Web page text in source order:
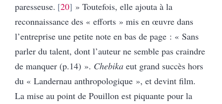
paresseuse. 20 » Toutefois, elle ajouta à la
reconnaissance des « efforts » mis en œuvre dans
l’entreprise une petite note en bas de page : « Sans
parler du talent, dont l’auteur ne semble pas craindre
de manquer (p.14) ». Chebika eut grand succès hors
du « Landernau anthropologique », et devint film.
La mise au point de Pouillon est piquante pour la